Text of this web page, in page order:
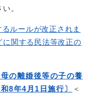
。
ルールが改正されま
に関する民法等改正の
の離婚後等の子の養
8年4月1日施行〕
＜